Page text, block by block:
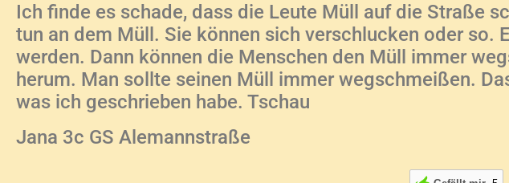
Ich finde es schade, dass die Leute Müll auf die Straße
tun an dem Müll. Sie können sich verschlucken oder so.
werden. Dann können die Menschen den Müll immer
herum. Man sollte seinen Müll immer wegschmeißen.
was ich geschrieben habe. Tschau
Jana 3c GS Alemannstraße